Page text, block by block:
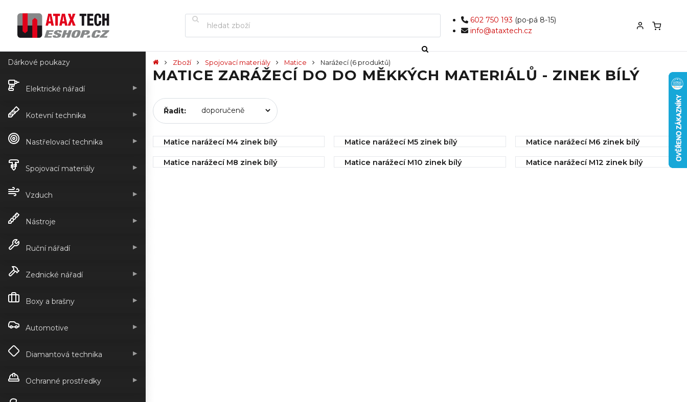
602 750 193 (po-pá 8-15)
info@ataxtech.cz
Dárkové poukazy
Elektrické nářadí ▶
Kotevní technika ▶
Nastřelovací technika ▶
Spojovací materiály ▶
Vzduch ▶
Nástroje ▶
Ruční nářadí ▶
Zednické nářadí ▶
Boxy a brašny ▶
Automotive ▶
Diamantová technika ▶
Ochranné prostředky ▶
Zboží Spojovací materiály Matice Narážecí(6 produktů)
MATICE ZARÁŽECÍ DO DO MĚKKÝCH MATERIÁLŮ - ZINEK BÍLÝ
Řadit:
Matice narážecí M4 zinek bílý
IHNED k odeslání
0,45 Kč
Matice narážecí M5 zinek bílý
IHNED k odeslání
0,63 Kč
Matice narážecí M6 zinek bílý
IHNED k odeslání
0,77 Kč
Matice narážecí M8 zinek bílý
Matice narážecí M10 zinek bílý
Matice narážecí M12 zinek bílý